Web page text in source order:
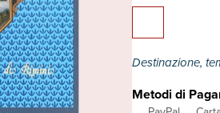
Destinazione,
Metodi di